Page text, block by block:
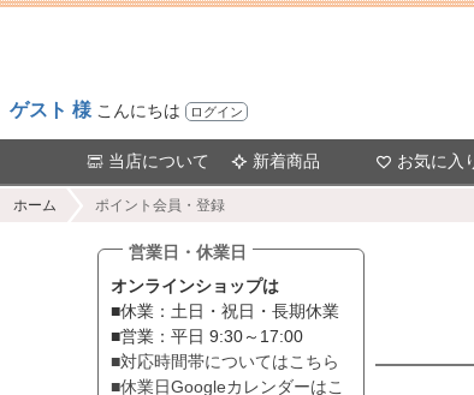
ゲスト 様 こんにちは ログイン
当店について 新着商品 お気に入
ホーム ポイント会員・登録
営業日・休業日
オンラインショップは
■休業：土日・祝日・長期休業
■営業：平日 9:30～17:00
■対応時間帯についてはこちら
■休業日Googleカレンダーはこ